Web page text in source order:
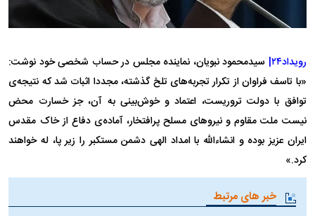
رویداد۲۴|
سیدمحمود نبویان، نماینده مجلس در حساب شخصی خود نوشت:
«با تاسف فراوان از تکرار تجربه‌های تلخ گذشته، مجددا اثبات شد که نتیجه‌ی
توافق با دولت تروریست، اعتماد و خوش‌بینی به آن، جز خسارت محض
نیست ملت مقاوم و نیروهای مسلح پرافتخار، آماده‌ی دفاع از خاک مقدس
ایران عزیز بوده و انشاءالله با امداد الهی دشمن مستکبر را زیر پا، له‌ خواهند
کرد.»
خبر های مرتبط